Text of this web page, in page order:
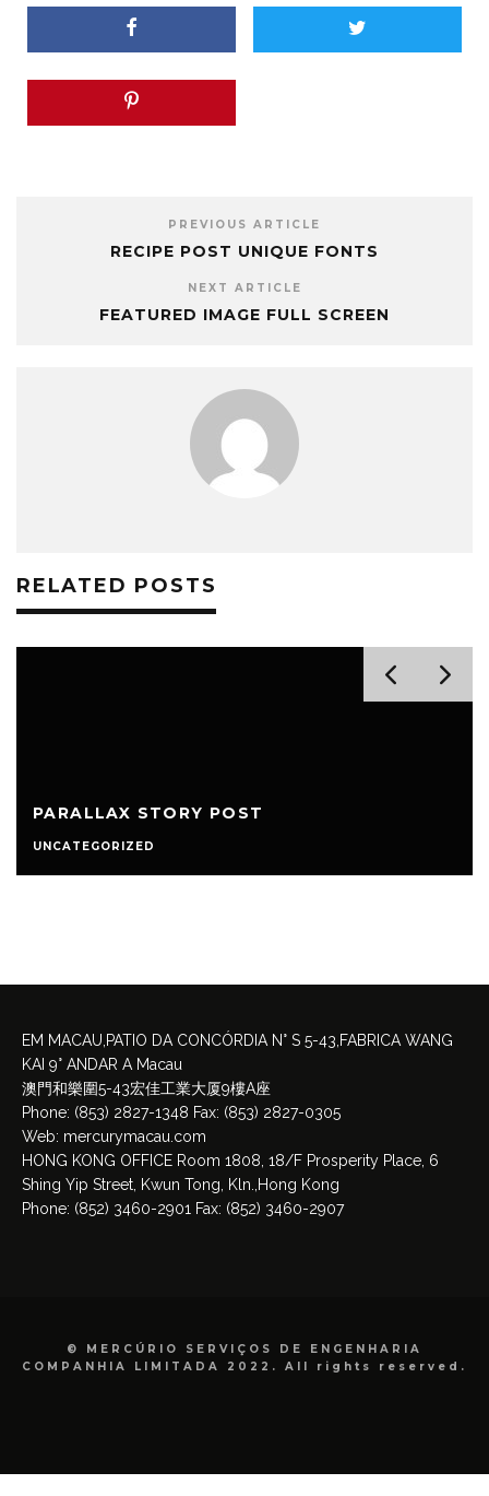
PREVIOUS ARTICLE
RECIPE POST UNIQUE FONTS
NEXT ARTICLE
FEATURED IMAGE FULL SCREEN
RELATED POSTS
PARALLAX STORY POST
UNCATEGORIZED
EM MACAU,PATIO DA CONCÓRDIA N° S 5-43,FABRICA WANG
KAI 9° ANDAR A Macau
澳門和樂圍5-43宏佳工業大厦9樓A座
Phone: (853) 2827-1348 Fax: (853) 2827-0305
Web: mercurymacau.com
HONG KONG OFFICE Room 1808, 18/F Prosperity Place, 6
Shing Yip Street, Kwun Tong, Kln.,Hong Kong
Phone: (852) 3460-2901 Fax: (852) 3460-2907
© MERCÚRIO SERVIÇOS DE ENGENHARIA
COMPANHIA LIMITADA 2022. All rights reserved.